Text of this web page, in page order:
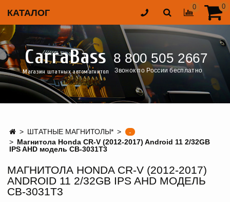
КАТАЛОГ
0 0
CarraBass
Магазин штатных автомагнитол
8 800 505 2667
Звонок по России бесплатно
ШТАТНЫЕ МАГНИТОЛЫ*
-
Магнитола Honda CR-V (2012-2017) Android 11 2/32GB
IPS AHD модель CB-3031T3
МАГНИТОЛА HONDA CR-V (2012-2017)
ANDROID 11 2/32GB IPS AHD МОДЕЛЬ
CB-3031T3